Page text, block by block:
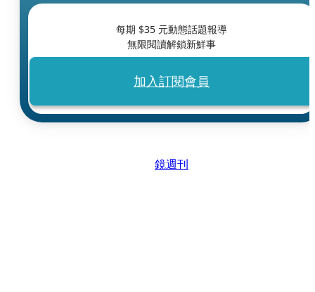
每期 $35 元動態話題報導
無限閱讀解鎖新鮮事
加入訂閱會員
鏡週刊